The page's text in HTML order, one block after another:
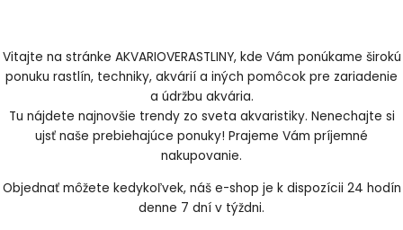
Vitajte na stránke AKVARIOVERASTLINY, kde Vám ponúkame širokú
ponuku rastlín, techniky, akvárií a iných pomôcok pre zariadenie
a údržbu akvária.
Tu nájdete najnovšie trendy zo sveta akvaristiky. Nenechajte si
ujsť naše prebiehajúce ponuky! Prajeme Vám príjemné
nakupovanie.
Objednať môžete kedykoľvek, náš e-shop je k dispozícii 24 hodín
denne 7 dní v týždni.